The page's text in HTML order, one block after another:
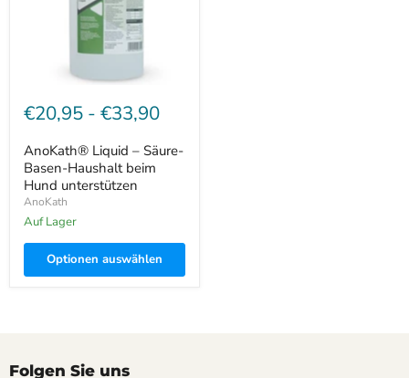
unterstützen
€20,95 - €33,90
AnoKath® Liquid – Säure-
Basen-Haushalt beim
Hund unterstützen
AnoKath
Auf Lager
Optionen auswählen
Folgen Sie uns